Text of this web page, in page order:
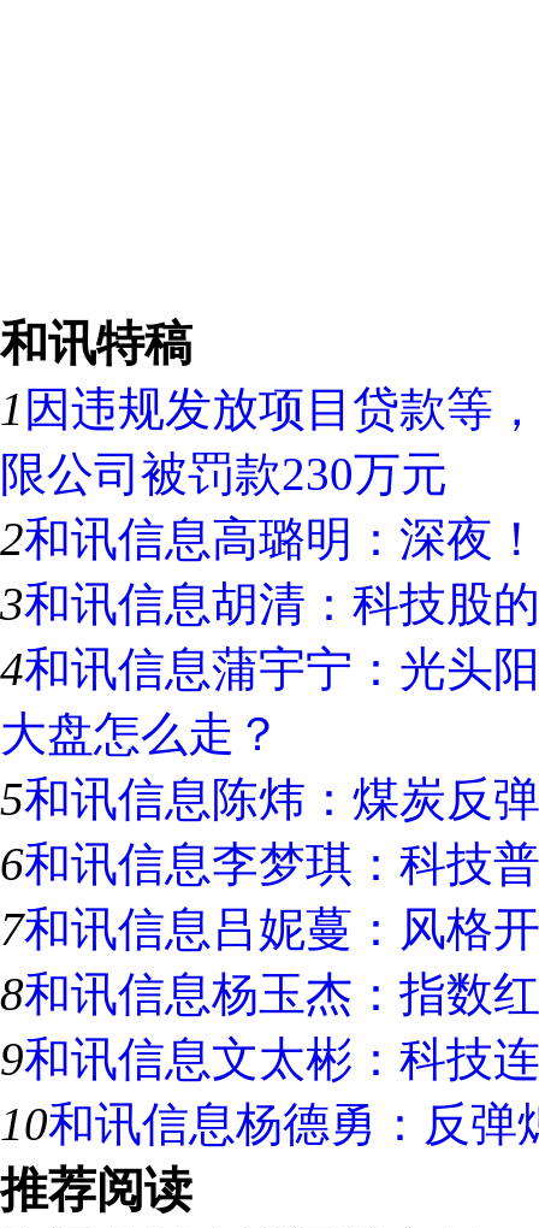
和讯特稿
1 因违规发放项目贷款等
限公司被罚款230万元
2和讯信息高璐明：深夜
3和讯信息胡清：科技股
4和讯信息蒲宇宁：光头
大盘怎么走？
5和讯信息陈炜：煤炭反
6和讯信息李梦琪：科技
7和讯信息吕妮蔓：风格
8和讯信息杨玉杰：指数
9和讯信息文太彬：科技
10和讯信息杨德勇：反弹
推荐阅读